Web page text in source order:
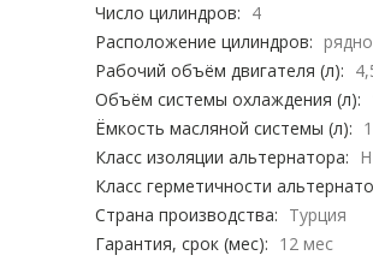
Число цилиндров: 4
Расположение цилиндров:
Рабочий объём двигателя (л):
Объём системы охлаждения (л):
Ёмкость масляной системы (л):
Класс изоляции альтернатора:
H
Класс герметичности
Страна производства: Турция
Гарантия, срок (мес): 12 мес